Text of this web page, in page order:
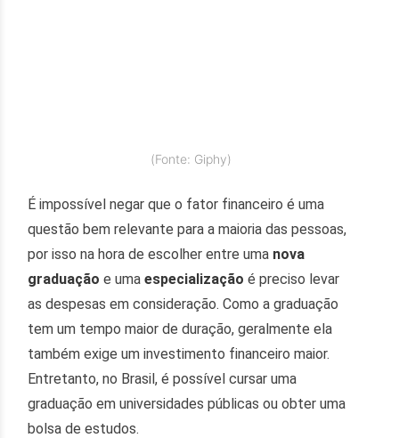
(Fonte: Giphy)
É impossível negar que o fator financeiro é uma
questão bem relevante para a maioria das pessoas,
por isso na hora de escolher entre uma nova
graduação e umaespecializaçãoé preciso levar
as despesas em consideração. Como a graduação
tem um tempo maior de duração, geralmente ela
também exige um investimento financeiro maior.
Entretanto, no Brasil, é possível cursar uma
graduação em universidades públicas ou obter uma
bolsa de estudos.